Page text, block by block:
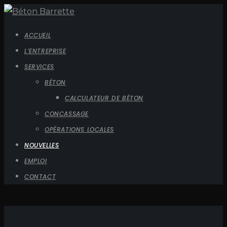
ACCUEIL
L’ENTREPRISE
SERVICES
BÉTON
CALCULATEUR DE BÉTON
CONCASSAGE
OPÉRATIONS LOCALES
NOUVELLES
EMPLOI
CONTACT